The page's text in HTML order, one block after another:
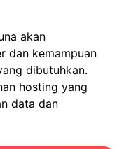
akan
dan kemampuan
dibutuhkan.
hosting yang
data dan